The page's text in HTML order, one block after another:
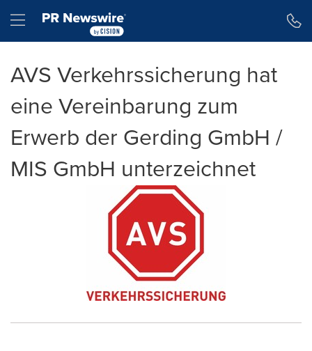
Hamburger menu
AVS Verkehrssicherung hat
eine Vereinbarung zum
Erwerb der Gerding GmbH /
MIS GmbH unterzeichnet